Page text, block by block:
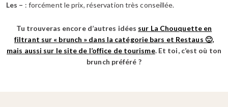
Les – : forcément le prix, réservation très conseillée.
Tu trouveras encore d’autres idées sur La Chouquette en
filtrant sur « brunch » dans la catégorie bars et Restaus 🙂,
mais aussi sur le site de l’office de tourisme. Et toi, c’est où ton
brunch préféré ?